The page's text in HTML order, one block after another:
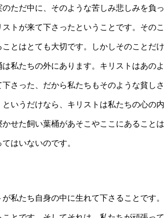
ただ中に、そのような苦しみ悲しみを負っ
トが来て下さったということです。そのこ
とはとても大切です。しかしそのことだけ
私たちの外にあります。キリストはあのよ
さった、だから私たちもそのような貧しさ
いうだけなら、キリストは私たちの心の内
せた飼い葉桶があそこやここにあることは
はいないのです。
私たち自身の中に生れて下さることです。